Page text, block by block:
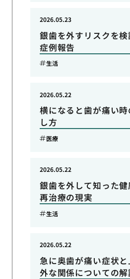
銀歯を外すリスクを
症例報告
2026.05.23
生活
横になると歯が痛い
し方
2026.05.22
医療
銀歯を外して知った
再治療の現実
2026.05.22
生活
急に奥歯が痛い症状
外な関係についての解
2026.05.22